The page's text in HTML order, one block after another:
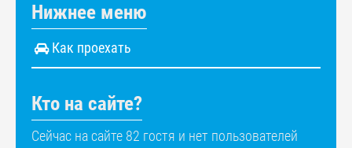
Нижнее меню
Как проехать
Кто на сайте?
Сейчас на сайте 82 гостя и нет пользователей